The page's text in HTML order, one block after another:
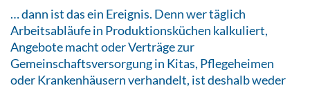
… dann ist das ein Ereignis. Denn wer täglich
Arbeitsabläufe in Produktionsküchen kalkuliert,
Angebote macht oder Verträge zur
Gemeinschaftsversorgung in Kitas, Pflegeheimen
oder Krankenhäusern verhandelt, ist deshalb weder